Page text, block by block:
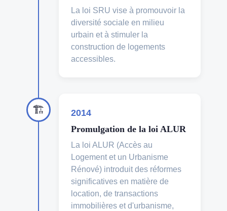
La loi SRU vise à promouvoir la
diversité sociale en milieu
urbain et à stimuler la
construction de logements
accessibles.
🏗
2014
Promulgation de la loi ALUR
La loi ALUR (Accès au
Logement et un Urbanisme
Rénové) introduit des réformes
significatives en matière de
location, de transactions
immobilières et d'urbanisme,